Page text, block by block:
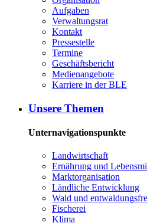
Auf­ga­ben
Ver­wal­tungs­rat
Kon­takt
Pres­se­stel­le
Ter­mi­ne
Ge­schäfts­be­richt
Me­di­en­an­ge­bo­te
Kar­rie­re in der BLE
Un­se­re The­men
Unternavigationspunkte
Land­wirt­schaft
Er­näh­rung und
Markt­or­ga­ni­sa­ti­on
Länd­li­che Ent­wick­lung
Wald und
Fi­sche­rei
Kli­ma